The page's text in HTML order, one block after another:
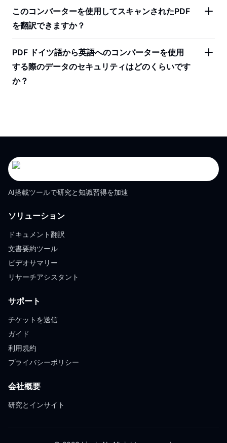
このコンバーターを使用してスキャンされたPDF
を翻訳できますか？
PDF ドイツ語から英語へのコンバーターを使用
する際のデータのセキュリティはどのくらいです
か？
AI搭載ツールで研究と知識習得を加速
ソリューション
ドキュメント翻訳
文書要約ツール
ビデオサマリー
リサーチアシスタント
サポート
チケットを送信
ガイド
利用規約
プライバシーポリシー
会社概要
研究とインサイト